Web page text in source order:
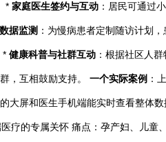
*家庭医生签约与互动 ：居民可通过
据监测 ：为慢病患者定制随访计划
*健康科普与社群互动 ：根据社区人
，互相鼓励支持。一个实际案例 ：
大屏和医生手机端能实时查看整体
疗的专属关怀 痛点：孕产妇、儿童